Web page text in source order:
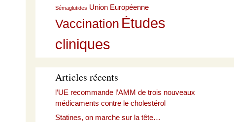
Sémaglutides Union Européenne
Vaccination Études
cliniques
Articles récents
l’UE recommande l’AMM de trois nouveaux
médicaments contre le cholestérol
Statines, on marche sur la tête…